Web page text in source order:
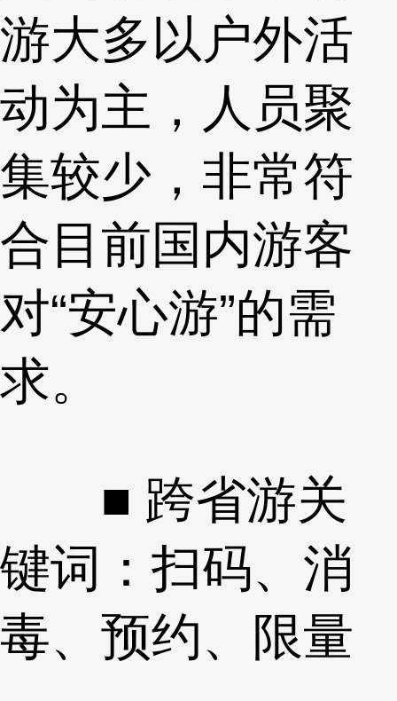
游大多以户外活
动为主，人员聚
集较少，非常符
合目前国内游客
对“安心游”的需
求。
■ 跨省游关
键词：扫码、消
毒、预约、限量